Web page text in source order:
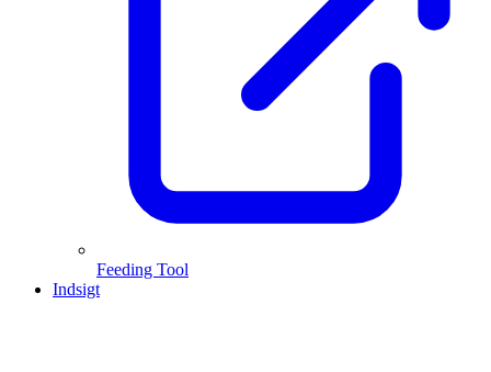
Feeding Tool
Indsigt